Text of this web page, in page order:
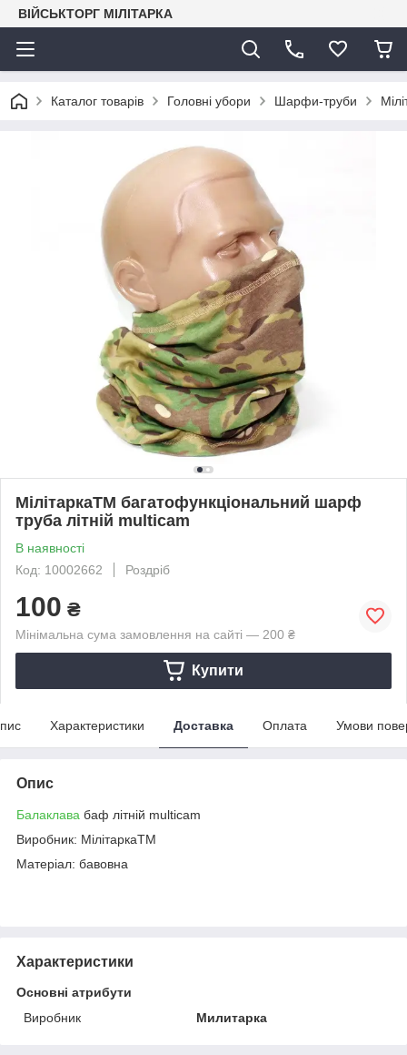
ВІЙСЬКТОРГ МІЛІТАРКА
Каталог товарів Головні убори Шарфи-труби
МілітаркаTM багатофункціональний шарф
труба літній multicam
В наявності
Код: 10002662
Роздріб
100 ₴
Мінімальна сума замовлення на сайті — 200 ₴
Купити
Характеристики Доставка Оплата Умови
Опис
Балаклава баф літній multicam
Виробник: МілітаркаTM
Матеріал: бавовна
Характеристики
Основні атрибути
Виробник
Милитарка